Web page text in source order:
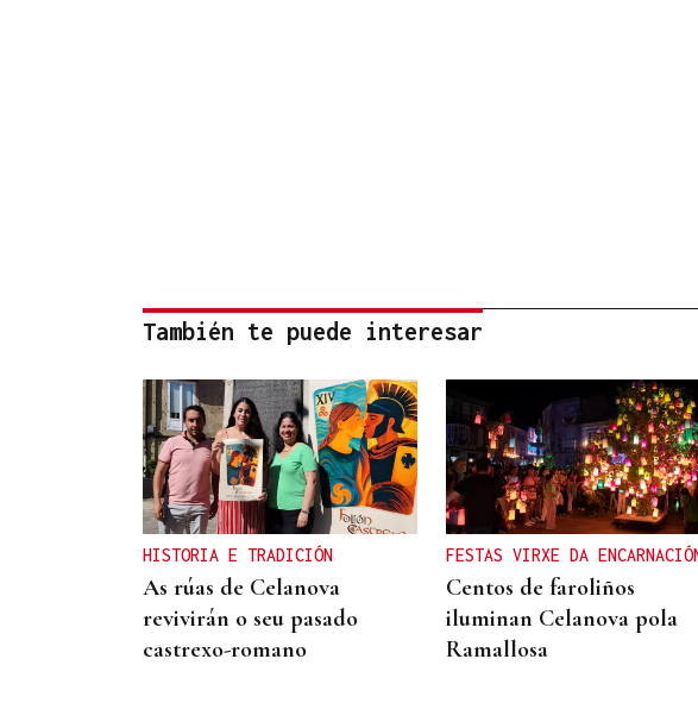
También te puede interesar
HISTORIA E TRADICIÓN
As rúas de Celanova
revivirán o seu pasado
castrexo-romano
FESTAS VIRXE DA
Centos de faroliños
iluminan Celanova pola
Ramallosa